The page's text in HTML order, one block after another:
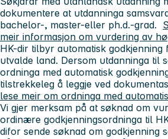
dokumentere at utdanninga
bachelor-, master-eller ph.d.-grad.
meir informasjon om vurdering av
HK-dir tilbyr automatisk
utvalde land. Dersom utdanninga til
ordninga med automatisk
tilstrekkeleg å leggje ved
lese meir om ordninga med
Vi gjer merksam på at søknad om
ordinære godkjenningsordninga til
difor sende søknad om godkjenning